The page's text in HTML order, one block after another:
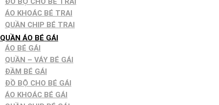
ÁO KHOÁC BÉ TRAI
QUẦN CHIP BÉ TRAI
QUẦN ÁO BÉ GÁI
ÁO BÉ GÁI
QUẦN – VÁY BÉ GÁI
ĐẦM BÉ GÁI
ĐỒ BỘ CHO BÉ GÁI
ÁO KHOÁC BÉ GÁI